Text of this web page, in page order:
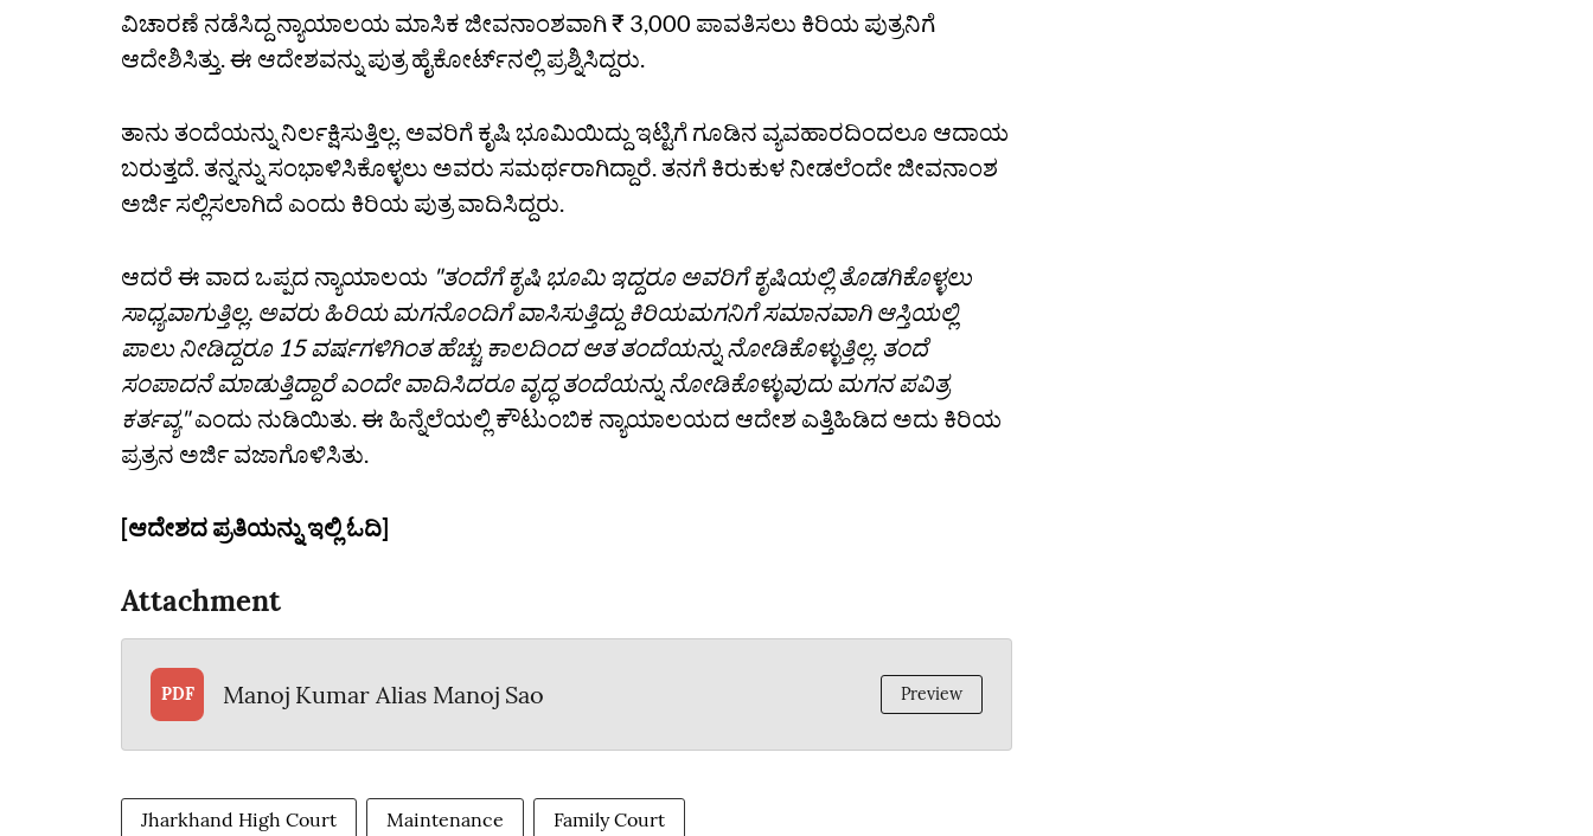
ವಿಚಾರಣೆ ನಡೆಸಿದ್ದ ನ್ಯಾಯಾಲಯ ಮಾಸಿಕ ಜೀವನಾಂಶವಾಗಿ ₹ 3,000 ಪಾವತಿಸಲು ಕಿರಿಯ ಪುತ್ರನಿಗೆ
ಆದೇಶಿಸಿತ್ತು. ಈ ಆದೇಶವನ್ನು ಪುತ್ರ ಹೈಕೋರ್ಟ್‌ನಲ್ಲಿ ಪ್ರಶ್ನಿಸಿದ್ದರು.
ತಾನು ತಂದೆಯನ್ನು ನಿರ್ಲಕ್ಷಿಸುತ್ತಿಲ್ಲ. ಅವರಿಗೆ ಕೃಷಿ ಭೂಮಿಯಿದ್ದು ಇಟ್ಟಿಗೆ ಗೂಡಿನ ವ್ಯವಹಾರದಿಂದಲೂ ಆದಾಯ
ಬರುತ್ತದೆ. ತನ್ನನ್ನು ಸಂಭಾಳಿಸಿಕೊಳ್ಳಲು ಅವರು ಸಮರ್ಥರಾಗಿದ್ದಾರೆ. ತನಗೆ ಕಿರುಕುಳ ನೀಡಲೆಂದೇ ಜೀವನಾಂಶ
ಅರ್ಜಿ ಸಲ್ಲಿಸಲಾಗಿದೆ ಎಂದು ಕಿರಿಯ ಪುತ್ರ ವಾದಿಸಿದ್ದರು.
ಆದರೆ ಈ ವಾದ ಒಪ್ಪದ ನ್ಯಾಯಾಲಯ "ತಂದೆಗೆ ಕೃಷಿ ಭೂಮಿ ಇದ್ದರೂ ಅವರಿಗೆ ಕೃಷಿಯಲ್ಲಿ ತೊಡಗಿಕೊಳ್ಳಲು
ಸಾಧ್ಯವಾಗುತ್ತಿಲ್ಲ. ಅವರು ಹಿರಿಯ ಮಗನೊಂದಿಗೆ ವಾಸಿಸುತ್ತಿದ್ದು ಕಿರಿಯಮಗನಿಗೆ ಸಮಾನವಾಗಿ ಆಸ್ತಿಯಲ್ಲಿ
ಪಾಲು ನೀಡಿದ್ದರೂ 15 ವರ್ಷಗಳಿಗಿಂತ ಹೆಚ್ಚು ಕಾಲದಿಂದ ಆತ ತಂದೆಯನ್ನು ನೋಡಿಕೊಳ್ಳುತ್ತಿಲ್ಲ. ತಂದೆ
ಸಂಪಾದನೆ ಮಾಡುತ್ತಿದ್ದಾರೆ ಎಂದೇ ವಾದಿಸಿದರೂ ವೃದ್ಧ ತಂದೆಯನ್ನು ನೋಡಿಕೊಳ್ಳುವುದು ಮಗನ ಪವಿತ್ರ
ಕರ್ತವ್ಯ"ಎಂದು ನುಡಿಯಿತು. ಈ ಹಿನ್ನೆಲೆಯಲ್ಲಿ ಕೌಟುಂಬಿಕ ನ್ಯಾಯಾಲಯದ ಆದೇಶ ಎತ್ತಿಹಿಡಿದ ಅದು ಕಿರಿಯ
ಪ್ರತ್ರನ ಅರ್ಜಿ ವಜಾಗೊಳಿಸಿತು.
[ಆದೇಶದ ಪ್ರತಿಯನ್ನು ಇಲ್ಲಿ ಓದಿ]
Attachment
PDF Manoj Kumar Alias Manoj Sao Preview
Jharkhand High Court Maintenance Family Court